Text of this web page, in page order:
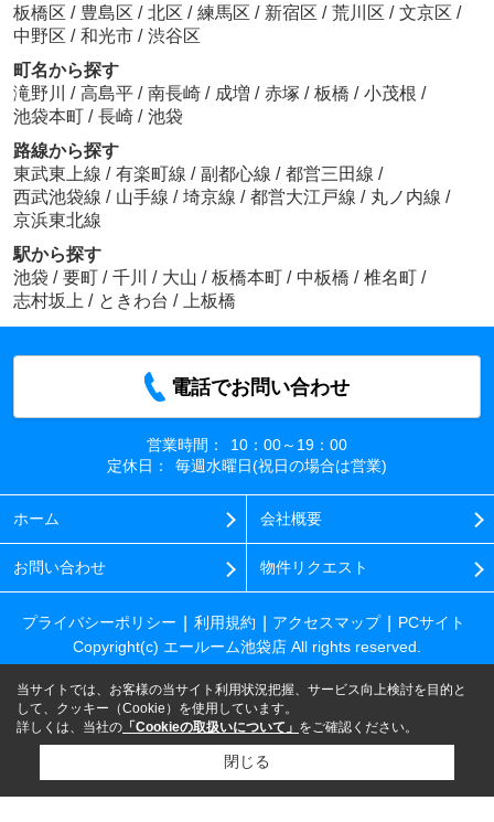
板橋区 / 豊島区 / 北区 / 練馬区 / 新宿区 / 荒川区 / 文京区 /
中野区 / 和光市 / 渋谷区
町名から探す
滝野川 / 高島平 / 南長崎 / 成増 / 赤塚 / 板橋 / 小茂根 /
池袋本町 / 長崎 / 池袋
路線から探す
東武東上線 / 有楽町線 / 副都心線 / 都営三田線 /
西武池袋線 / 山手線 / 埼京線 / 都営大江戸線 / 丸ノ内線 /
京浜東北線
駅から探す
池袋 / 要町 / 千川 / 大山 / 板橋本町 / 中板橋 / 椎名町 /
志村坂上 / ときわ台 / 上板橋
電話でお問い合わせ
営業時間：
10：00～19：00
定休日：
毎週水曜日(祝日の場合は営業)
ホーム 会社概要
お問い合わせ 物件リクエスト
プライバシーポリシー 利用規約 アクセスマップ
PCサイト
Copyright(c) エールーム池袋店 All rights reserved.
当サイトでは、お客様の当サイト利用状況把握、サービス向上検討を目的と
して、クッキー（Cookie）を使用しています。
詳しくは、当社の 「Cookieの取扱いについて」 をご確認ください。
閉じる